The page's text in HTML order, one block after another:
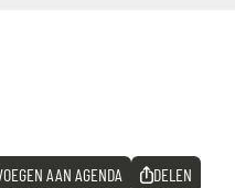
AAN AGENDA DELEN